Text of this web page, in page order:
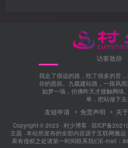
访客致辞
我走了很远的路，吃了很多的苦
你的面前。九载建站路，一路风雨
如梦一场，仿佛昨天才接触网络
单，把站做下去
友链申请 免责声明 关
Copyright © 2023 · 村少博客 · 琼ICP备
主题 · 本站所发布的全部内容源于互联网搬
果有侵权之处请第一时间联系我们E-mail：